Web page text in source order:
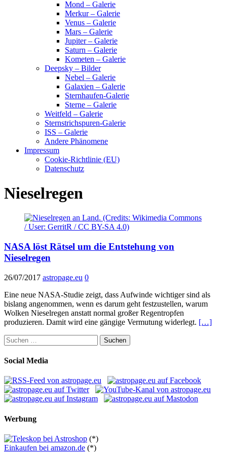
Mond – Galerie
Merkur – Galerie
Venus – Galerie
Mars – Galerie
Jupiter – Galerie
Saturn – Galerie
Kometen – Galerie
Deepsky – Bilder
Nebel – Galerie
Galaxien – Galerie
Sternhaufen-Galerie
Sterne – Galerie
Weitfeld – Galerie
Sternstrichspuren-Galerie
ISS – Galerie
Andere Phänomene
Impressum
Cookie-Richtlinie (EU)
Datenschutz
Nieselregen
NASA löst Rätsel um die Entstehung von
Nieselregen
26/07/2017 astropage.eu 0
Eine neue NASA-Studie zeigt, dass Aufwinde wichtiger sind als
bislang angenommen, wenn es darum geht festzustellen, warum
Wolken Nieselregen anstatt normal großer Regentropfen
produzieren. Damit wird eine gängige Vermutung widerlegt. […]
Suchen
nach:
Social Media
Werbung
(*)
Einkaufen bei amazon.de (*)